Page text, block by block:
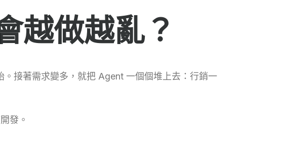
越做越亂？
接著需求變多，就把 Agent 一個個堆上去：行銷一
發。